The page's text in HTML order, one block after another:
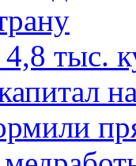
4,8 тыс.